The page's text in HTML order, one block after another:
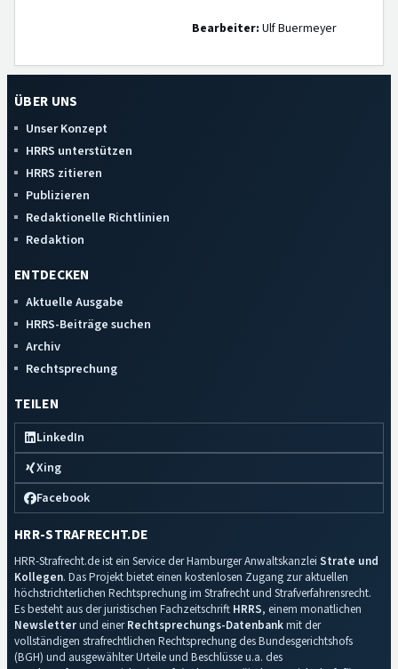
Bearbeiter: Ulf Buermeyer
ÜBER UNS
Unser Konzept
HRRS unterstützen
HRRS zitieren
Publizieren
Redaktionelle Richtlinien
Redaktion
ENTDECKEN
Aktuelle Ausgabe
HRRS-Beiträge suchen
Archiv
Rechtsprechung
TEILEN
LinkedIn
Xing
Facebook
HRR-STRAFRECHT.DE
HRR-Strafrecht.de ist ein Service der Hamburger Anwaltskanzlei Strate und
Kollegen. Das Projekt bietet einen kostenlosen Zugang zur aktuellen
höchstrichterlichen Rechtsprechung im Strafrecht und Strafverfahrensrecht.
Es besteht aus der juristischen Fachzeitschrift HRRS, einem monatlichen
Newsletterund einerRechtsprechungs-Datenbankmit der
vollständigen strafrechtlichen Rechtsprechung des Bundesgerichtshofs
(BGH) und ausgewählter Urteile und Beschlüsse u.a. des